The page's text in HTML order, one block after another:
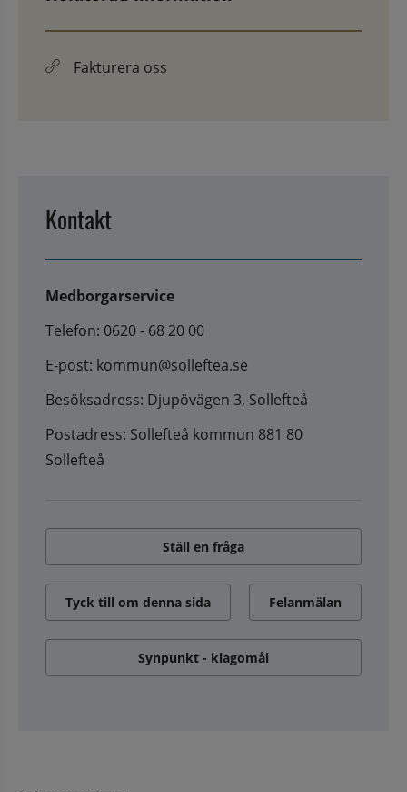
Fakturera oss
Kontakt
Medborgarservice
Telefon: 0620 - 68 20 00
E-post: kommun@solleftea.se
Besöksadress: Djupövägen 3, Sollefteå
Postadress: Sollefteå kommun 881 80
Sollefteå
Ställ en fråga
Tyck till om denna sida Felanmälan
Synpunkt - klagomål